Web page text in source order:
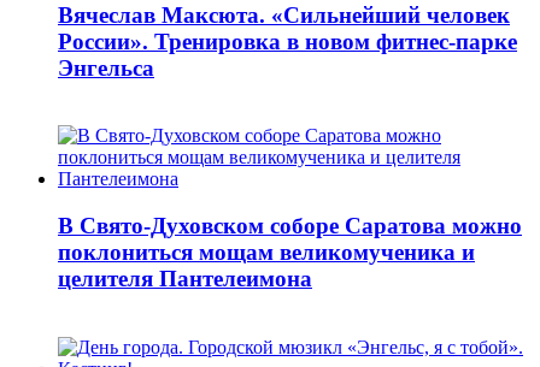
Вячеслав Максюта. «Сильнейший человек
России». Тренировка в новом фитнес-парке
Энгельса
В Свято-Духовском соборе Саратова можно
поклониться мощам великомученика и
целителя Пантелеимона